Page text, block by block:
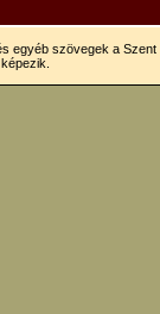
egyéb szövegek a Szent